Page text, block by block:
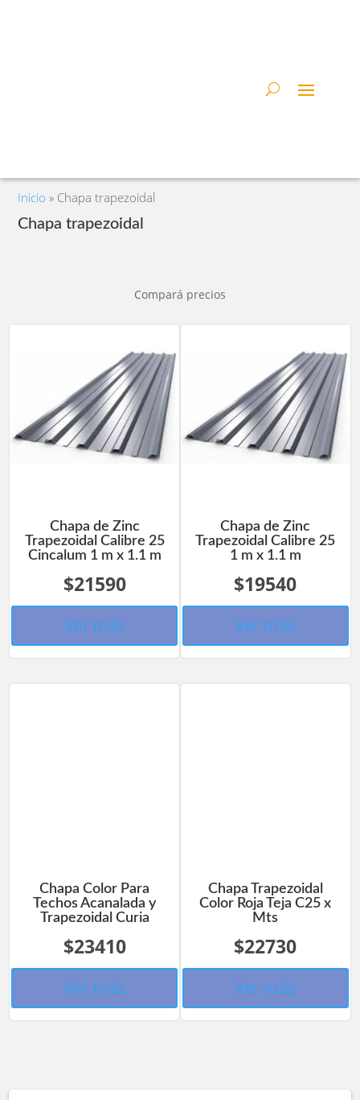
Inicio » Chapa trapezoidal
Chapa trapezoidal
Compará precios
Chapa de Zinc
Trapezoidal Calibre 25
Cincalum 1 m x 1.1 m
$21590
Ver más
Chapa de Zinc
Trapezoidal Calibre 25
1 m x 1.1 m
$19540
Ver más
Chapa Color Para
Techos Acanalada y
Trapezoidal Curia
$23410
Ver más
Chapa Trapezoidal
Color Roja Teja C25 x
Mts
$22730
Ver más